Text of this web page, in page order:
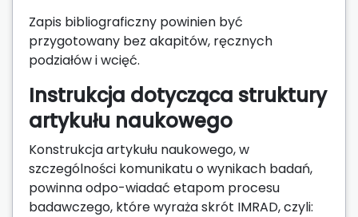
Zapis bibliograficzny powinien być
przygotowany bez akapitów, ręcznych
podziałów i wcięć.
Instrukcja dotycząca struktury
artykułu naukowego
Konstrukcja artykułu naukowego, w
szczególności komunikatu o wynikach badań,
powinna odpo-wiadać etapom procesu
badawczego, które wyraża skrót IMRAD, czyli: